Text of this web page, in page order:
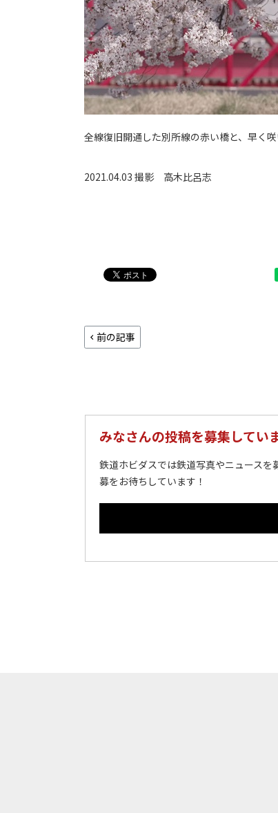
全線復旧開通した別所線の赤い橋と、早く咲
2021.04.03 撮影 高木比呂志
前の記事
みなさんの投稿を募集してい
鉄道ホビダスでは鉄道写真やニュース
募をお待ちしています！